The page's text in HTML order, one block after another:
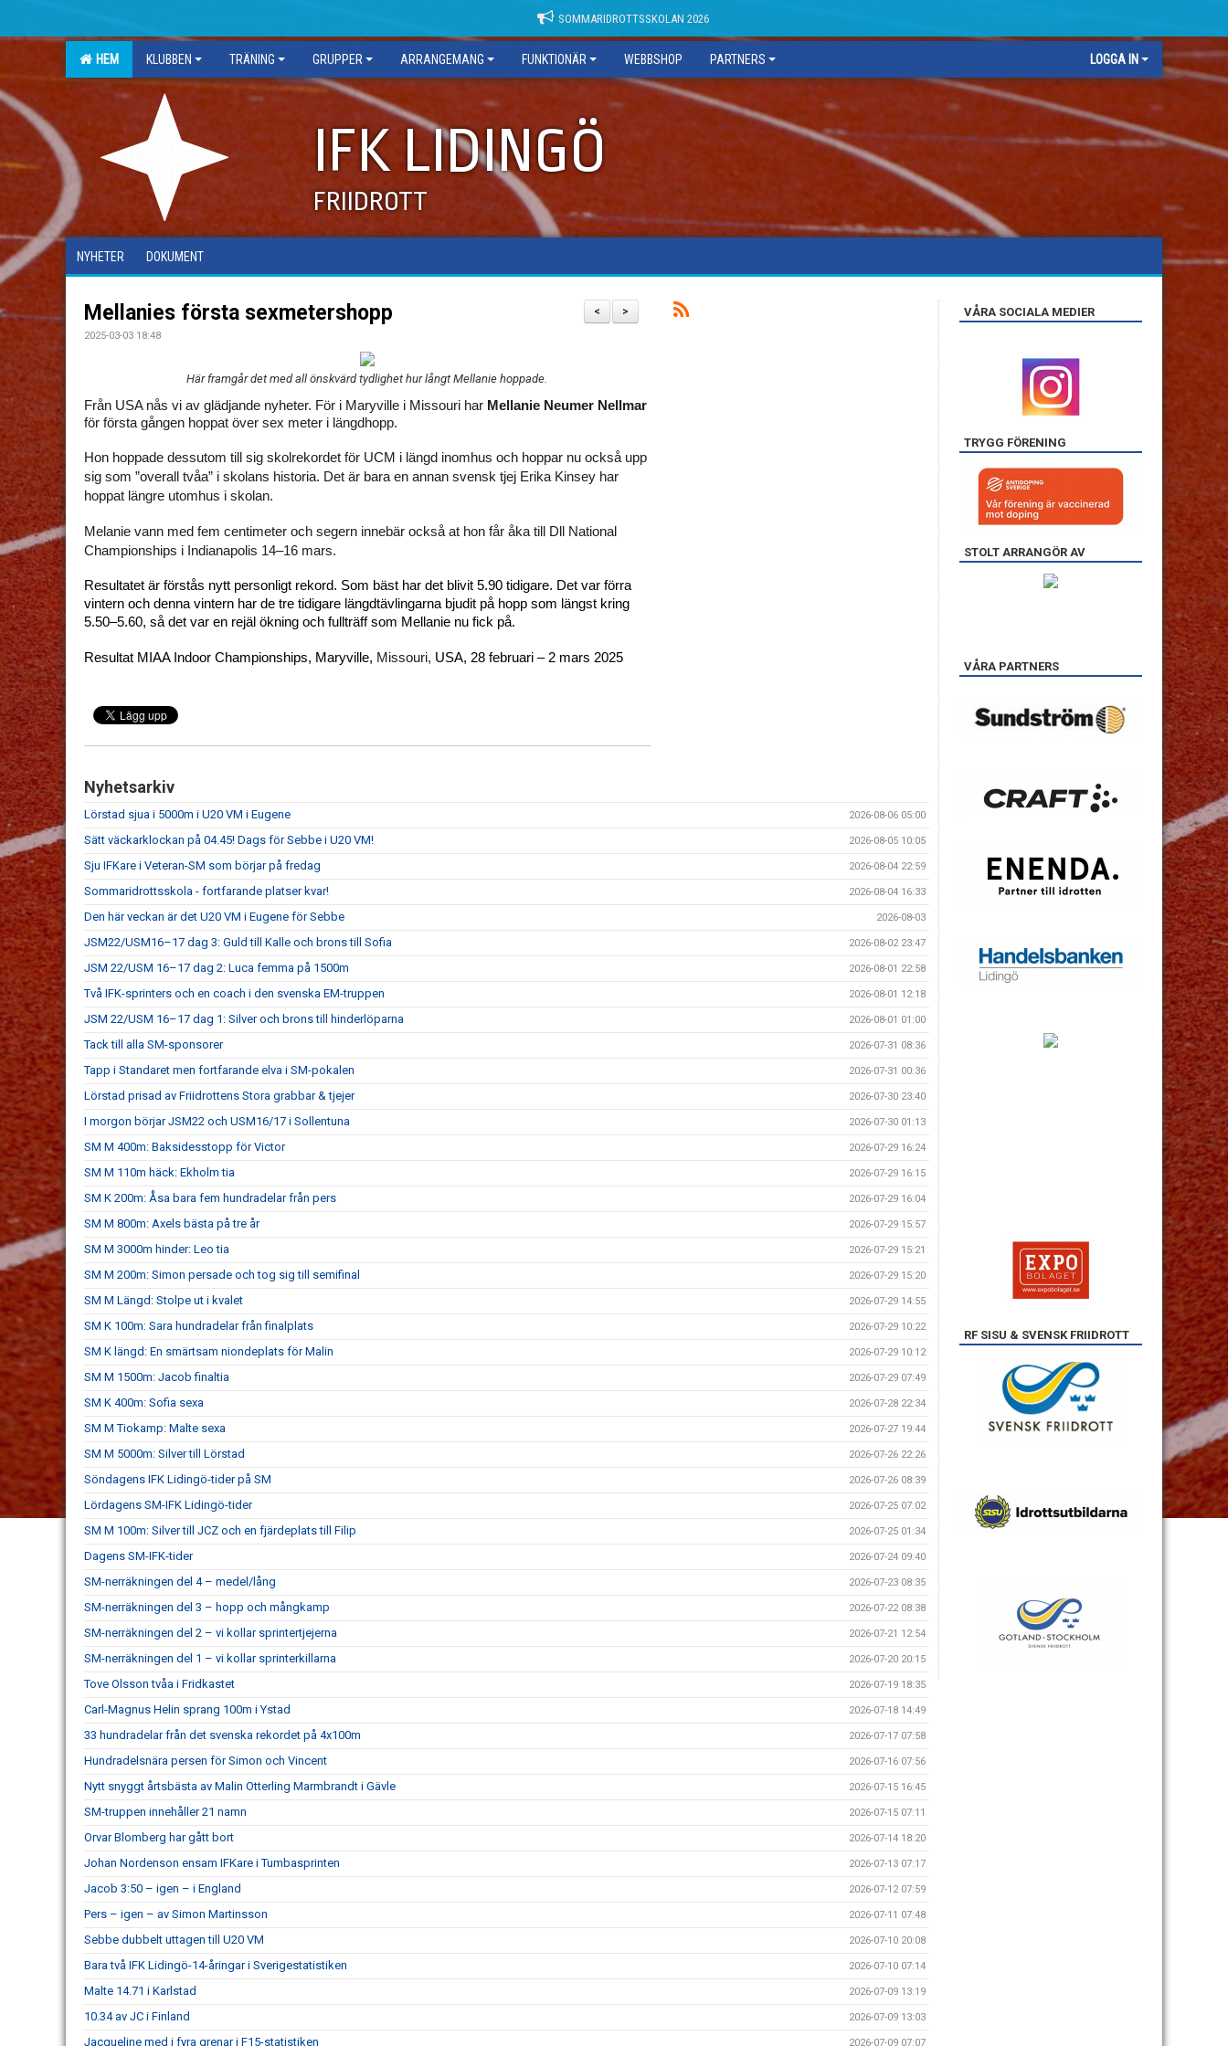
SOMMARIDROTTSSKOLAN 2026
HEM KLUBBEN TRÄNING GRUPPER ARRANGEMANG FUNKTIONÄR WEBBSHOP PARTNERS LOGGA IN
IFK LIDINGÖ
FRIIDROTT
NYHETER DOKUMENT
>
<
Mellanies första sexmetershopp
2025-03-03 18:48
Här framgår det med all önskvärd tydlighet hur långt Mellanie hoppade.
Från USA nås vi av glädjande nyheter. För i Maryville i Missouri har Mellanie Neumer Nellmar
för första gången hoppat över sex meter i längdhopp.
Hon hoppade dessutom till sig skolrekordet för UCM i längd inomhus och hoppar nu också upp
sig som ”overall tvåa” i skolans historia. Det är bara en annan svensk tjej Erika Kinsey har
hoppat längre utomhus i skolan.
Melanie vann med fem centimeter och segern innebär också at hon får åka till Dll National
Championships i Indianapolis 14–16 mars.
Resultatet är förstås nytt personligt rekord. Som bäst har det blivit 5.90 tidigare. Det var förra
vintern och denna vintern har de tre tidigare längdtävlingarna bjudit på hopp som längst kring
5.50–5.60, så det var en rejäl ökning och fullträff som Mellanie nu fick på.
Resultat MIAA Indoor Championships, Maryville, Missouri, USA, 28 februari – 2 mars 2025
Nyhetsarkiv
Lörstad sjua i 5000m i U20 VM i Eugene 2026-08-06 05:00
Sätt väckarklockan på 04.45! Dags för Sebbe i U20 VM! 2026-08-05 10:05
Sju IFKare i Veteran-SM som börjar på fredag 2026-08-04 22:59
Sommaridrottsskola - fortfarande platser kvar! 2026-08-04 16:33
Den här veckan är det U20 VM i Eugene för Sebbe 2026-08-03
JSM22/USM16–17 dag 3: Guld till Kalle och brons till Sofia 2026-08-02 23:47
JSM 22/USM 16–17 dag 2: Luca femma på 1500m 2026-08-01 22:58
Två IFK-sprinters och en coach i den svenska EM-truppen 2026-08-01 12:18
JSM 22/USM 16–17 dag 1: Silver och brons till hinderlöparna 2026-08-01 01:00
Tack till alla SM-sponsorer 2026-07-31 08:36
Tapp i Standaret men fortfarande elva i SM-pokalen 2026-07-31 00:36
Lörstad prisad av Friidrottens Stora grabbar & tjejer 2026-07-30 23:40
I morgon börjar JSM22 och USM16/17 i Sollentuna 2026-07-30 01:13
SM M 400m: Baksidesstopp för Victor 2026-07-29 16:24
SM M 110m häck: Ekholm tia 2026-07-29 16:15
SM K 200m: Åsa bara fem hundradelar från pers 2026-07-29 16:04
SM M 800m: Axels bästa på tre år 2026-07-29 15:57
SM M 3000m hinder: Leo tia 2026-07-29 15:21
SM M 200m: Simon persade och tog sig till semifinal 2026-07-29 15:20
SM M Längd: Stolpe ut i kvalet 2026-07-29 14:55
SM K 100m: Sara hundradelar från finalplats 2026-07-29 10:22
SM K längd: En smärtsam niondeplats för Malin 2026-07-29 10:12
SM M 1500m: Jacob finaltia 2026-07-29 07:49
SM K 400m: Sofia sexa 2026-07-28 22:34
SM M Tiokamp: Malte sexa 2026-07-27 19:44
SM M 5000m: Silver till Lörstad 2026-07-26 22:26
Söndagens IFK Lidingö-tider på SM 2026-07-26 08:39
Lördagens SM-IFK Lidingö-tider 2026-07-25 07:02
SM M 100m: Silver till JCZ och en fjärdeplats till Filip 2026-07-25 01:34
Dagens SM-IFK-tider 2026-07-24 09:40
SM-nerräkningen del 4 – medel/lång 2026-07-23 08:35
SM-nerräkningen del 3 – hopp och mångkamp 2026-07-22 08:38
SM-nerräkningen del 2 – vi kollar sprintertjejerna 2026-07-21 12:54
SM-nerräkningen del 1 – vi kollar sprinterkillarna 2026-07-20 20:15
Tove Olsson tvåa i Fridkastet 2026-07-19 18:35
Carl-Magnus Helin sprang 100m i Ystad 2026-07-18 14:49
33 hundradelar från det svenska rekordet på 4x100m 2026-07-17 07:58
Hundradelsnära persen för Simon och Vincent 2026-07-16 07:56
Nytt snyggt årtsbästa av Malin Otterling Marmbrandt i Gävle 2026-07-15 16:45
SM-truppen innehåller 21 namn 2026-07-15 07:11
Orvar Blomberg har gått bort 2026-07-14 18:20
Johan Nordenson ensam IFKare i Tumbasprinten 2026-07-13 07:17
Jacob 3:50 – igen – i England 2026-07-12 07:59
Pers – igen – av Simon Martinsson 2026-07-11 07:48
Sebbe dubbelt uttagen till U20 VM 2026-07-10 20:08
Bara två IFK Lidingö-14-åringar i Sverigestatistiken 2026-07-10 07:14
Malte 14.71 i Karlstad 2026-07-09 13:19
10.34 av JC i Finland 2026-07-09 13:03
Jacqueline med i fyra grenar i F15-statistiken 2026-07-09 07:07
VÅRA SOCIALA MEDIER
TRYGG FÖRENING
STOLT ARRANGÖR AV
VÅRA PARTNERS
RF SISU & SVENSK FRIIDROTT